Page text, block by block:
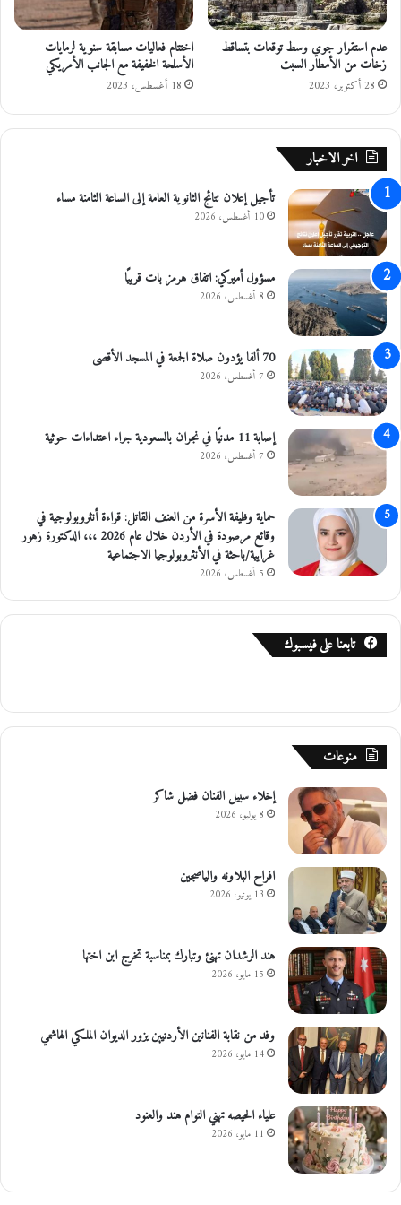
ي
ر
د
ن
و
3
6
1
ن
س
ب
ة
ا
ل
ف
ح
و
ص
ا
ت
ا
ل
ا
ج
ا
ب
عدم استقرار جوي وسط توقعات بتساقط
زخات من الأمطار السبت
28 أكتوبر، 2023
اختتام فعاليات مسابقة سنوية لرمايات
الأسلحة الخفيفة مع الجانب الأمريكي
18 أغسطس، 2023
اخر الاخبار
تأجيل إعلان نتائج الثانوية العامة إلى الساعة الثامنة مساء
10 أغسطس، 2026
مسؤول أميركي: اتفاق هرمز بات قريبًا
8 أغسطس، 2026
70 ألفا يؤدون صلاة الجمعة في المسجد الأقصى
7 أغسطس، 2026
إصابة 11 مدنيًا في نجران بالسعودية جراء اعتداءات حوثية
7 أغسطس، 2026
حماية وظيفة الأسرة من العنف القاتل: قراءة أنثروبولوجية في
وقائع مرصودة في الأردن خلال عام 2026 ،،، الدكتورة زهور
غرايبة/باحثة في الأنثروبولوجيا الاجتماعية
5 أغسطس، 2026
تابعنا على فيسبوك
منوعات
إخلاء سبيل الفنان فضل شاكر
8 يوليو، 2026
افراح البلاونه والياصجين
13 يونيو، 2026
هند الرشدان تهنئ وتبارك بمناسبة تخرج ابن اختها
15 مايو، 2026
وفد من نقابة الفنانين الأردنيين يزور الديوان الملكي الهاشمي
14 مايو، 2026
علياء الحيصه تهني التوام هند والعنود
11 مايو، 2026